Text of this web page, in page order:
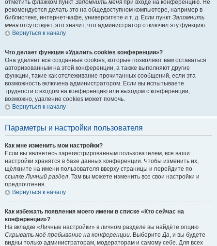
отметить флажком пункт Запомнить меня при входе на конференцию. Не
рекомендуется делать это на общедоступном компьютере, например в
библиотеке, интернет-кафе, университете и т. д. Если пункт Запомнить
меня отсутствует, это значит, что администратор отключил эту функцию.
Вернуться к началу
Что делает функция «Удалить cookies конференции»?
Она удаляет все созданные cookies, которые позволяют вам оставаться
авторизованным на этой конференции, а также выполняют другие
функции, такие как отслеживание прочитанных сообщений, если эта
возможность включена администратором. Если вы испытываете
трудности с входом на конференцию или выходом с конференции,
возможно, удаление cookies может помочь.
Вернуться к началу
Параметры и настройки пользователя
Как мне изменить мои настройки?
Если вы являетесь зарегистрированным пользователем, все ваши
настройки хранятся в базе данных конференции. Чтобы изменить их,
щёлкните на имени пользователя вверху страницы и перейдите по
ссылкеЛичный раздел. Там вы можете изменить все свои настройки и
предпочтения.
Вернуться к началу
Как избежать появления моего имени в списке «Кто сейчас на
конференции»?
На вкладке «Личные настройки» в личном разделе вы найдёте опцию
Скрывать моё пребывание на конференции. ВыберитеДа, и вы будете
видны только администраторам, модераторам и самому себе. Для всех